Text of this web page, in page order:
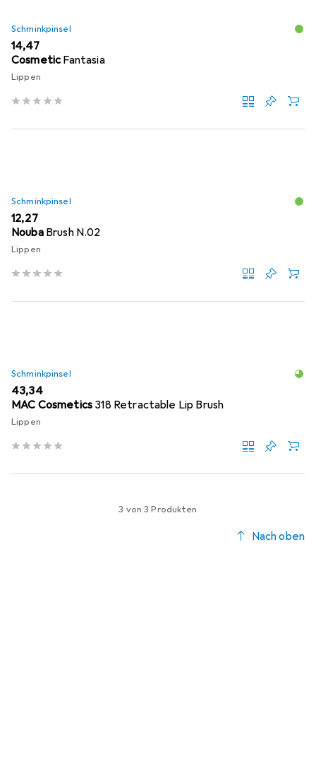
Schminkpinsel
EUR
14,47
CosmeticFantasia
Lippen
Schminkpinsel
EUR
12,27
Nouba Brush N.02
Lippen
Schminkpinsel
EUR
43,34
MAC Cosmetics 318 Retractable Lip Brush
Lippen
3 von 3 Produkten
Nach oben